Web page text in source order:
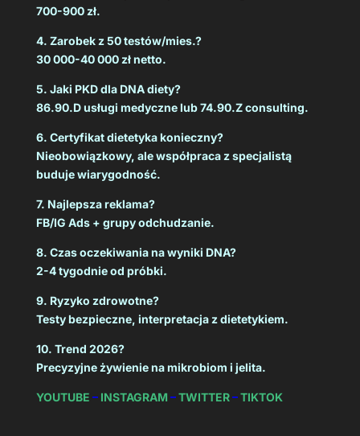
700-900 zł.
4. Zarobek z 50 testów/mies.?
30 000-40 000 zł netto.
5. Jaki PKD dla DNA diety?
86.90.D usługi medyczne lub 74.90.Z consulting.
6. Certyfikat dietetyka konieczny?
Nieobowiązkowy, ale współpraca z specjalistą
buduje wiarygodność.
7. Najlepsza reklama?
FB/IG Ads + grupy odchudzanie.
8. Czas oczekiwania na wyniki DNA?
2-4 tygodnie od próbki.
9. Ryzyko zdrowotne?
Testy bezpieczne, interpretacja z dietetykiem.
10. Trend 2026?
Precyzyjne żywienie na mikrobiom i jelita.
YOUTUBE – INSTAGRAM –TWITTER–TIKTOK